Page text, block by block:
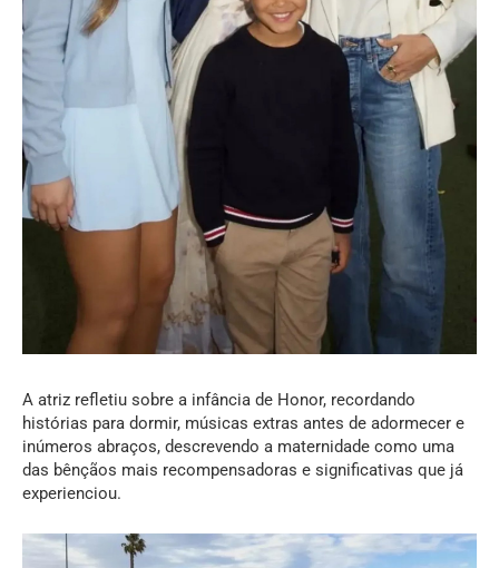
A atriz refletiu sobre a infância de Honor, recordando
histórias para dormir, músicas extras antes de adormecer e
inúmeros abraços, descrevendo a maternidade como uma
das bênçãos mais recompensadoras e significativas que já
experienciou.